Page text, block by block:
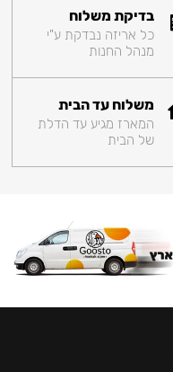
בדיקת משלוח
כל אריזה נבדקת ע"י
מנהל החנות
משלוח עד הבית
המארז מגיע עד הדלת
של הבית